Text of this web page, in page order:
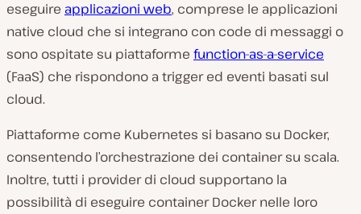
eseguire applicazioni web, comprese le applicazioni
native cloud che si integrano con code di messaggi o
sono ospitate su piattaforme function-as-a-service
(FaaS) che rispondono a trigger ed eventi basati sul
cloud.
Piattaforme come Kubernetes si basano su Docker,
consentendo l’orchestrazione dei container su scala.
Inoltre, tutti i provider di cloud supportano la
possibilità di eseguire container Docker nelle loro